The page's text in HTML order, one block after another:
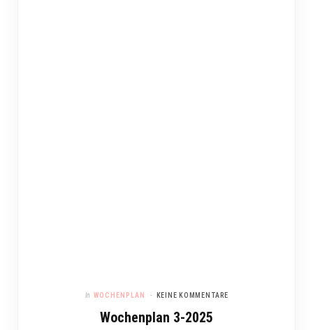
In WOCHENPLAN KEINE KOMMENTARE
Wochenplan 3-2025